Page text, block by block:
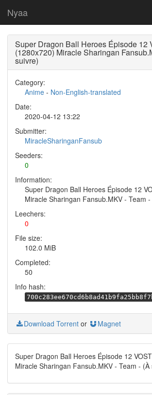
Nyaa
Super Dragon Ball Heroes Épisode 12
(1280x720) Miracle Sharingan
suivre)
Category:
Anime - Non-English-translated
Date:
2020-04-12 13:22
Submitter:
MiracleSharinganFansub
Seeders:
0
Information:
Super Dragon Ball Heroes Épisode 12
Miracle Sharingan Fansub.MKV - Team
Leechers:
0
File size:
102.0 MiB
Completed:
50
Info hash:
Download Torrent or Magnet
Super Dragon Ball Heroes Épisode 12
Miracle Sharingan Fansub.MKV - Team - (À